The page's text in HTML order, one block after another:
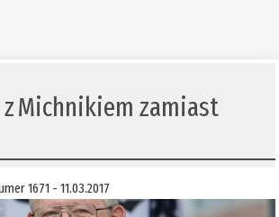
Michnikiem zamiast
1671 - 11.03.2017